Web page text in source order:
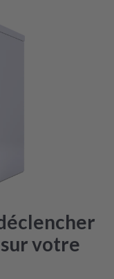
votre